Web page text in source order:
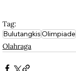
Tag:
BulutangkisOlimpiade
Olahraga